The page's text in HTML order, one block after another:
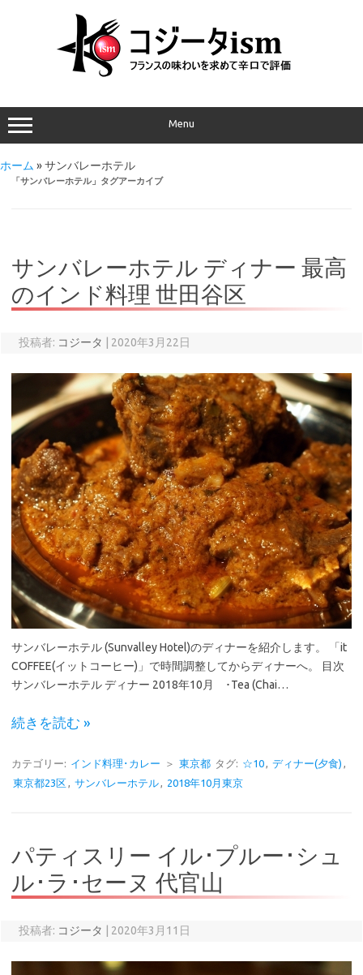
Menu
ホーム »サンバレーホテル
「サンバレーホテル」タグアーカイブ
サンバレーホテル ディナー 最高
のインド料理 世田谷区
投稿者: コジータ 2020年3月22日
サンバレーホテル (Sunvalley Hotel)のディナーを紹介します。 「it
COFFEE(イットコーヒー)」で時間調整してからディナーへ。 目次
サンバレーホテル ディナー 2018年10月 ･Tea (Chai…
続きを読む »
カテゴリー: インド料理･カレー ＞ 東京都 タグ: ☆10 ディナー(夕食)
東京都23区
サンバレーホテル 2018年10月東京
パティスリー イル･プルー･シュ
ル･ラ･セーヌ 代官山
投稿者: コジータ 2020年3月11日